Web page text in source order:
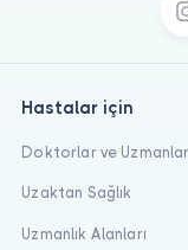
Hastalar için
Doktorlar ve Uzmanlar
Uzaktan Sağlık
Uzmanlık Alanları